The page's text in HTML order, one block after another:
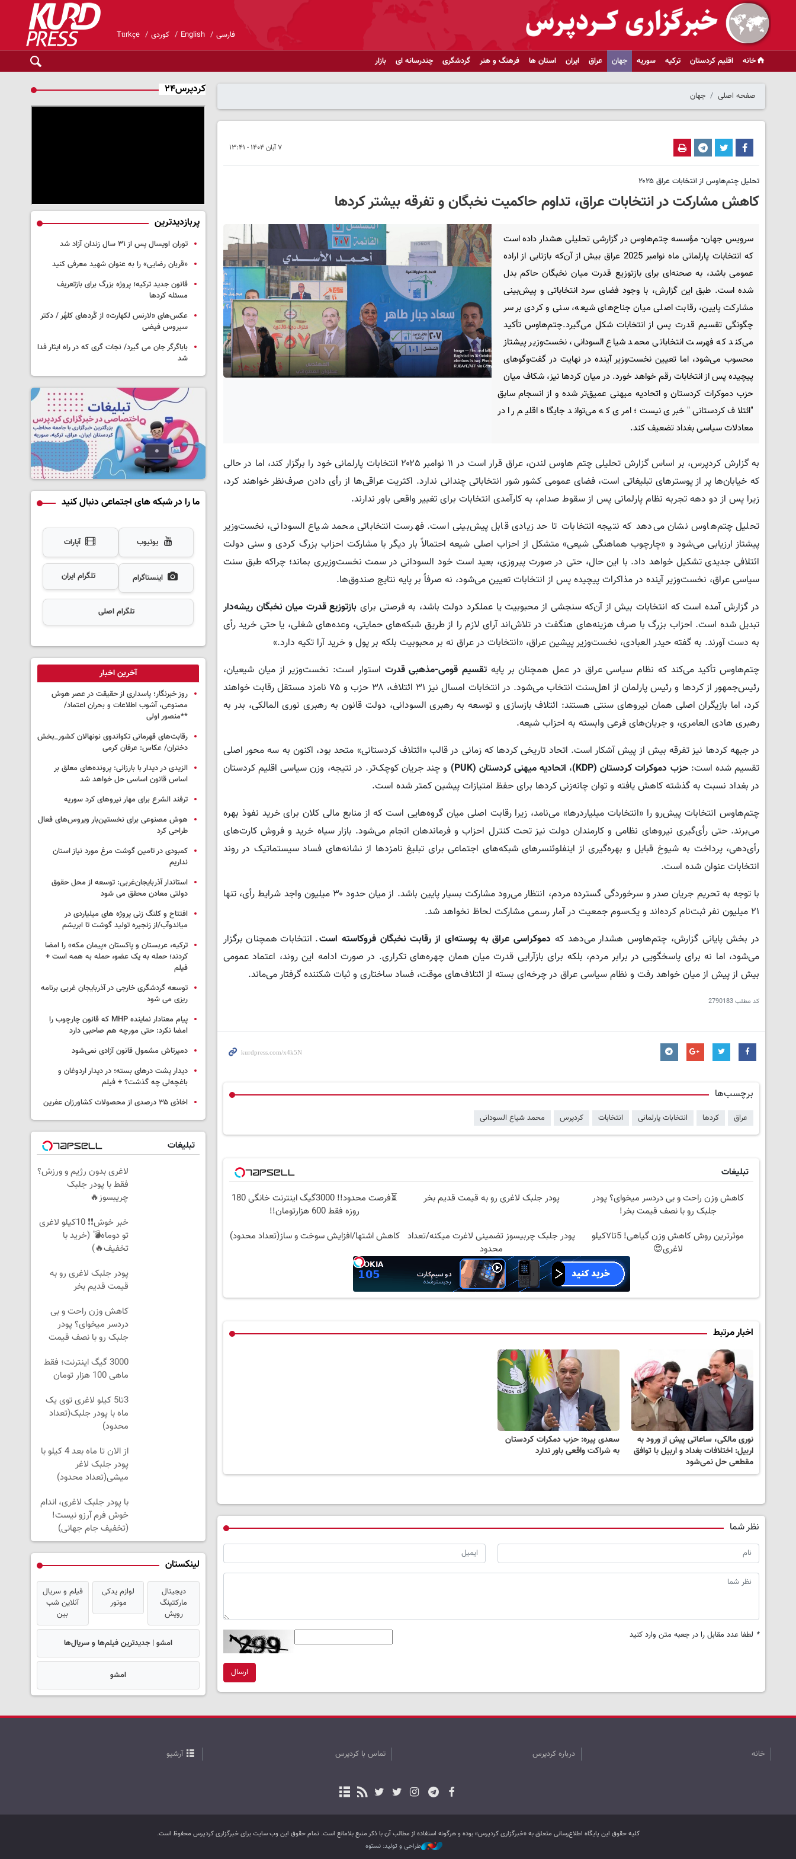
فارسی English کوردی Türkçe
خانه اقلیم کردستان ترکیه سوریه جهان عراق ایران استان ها فرهنگ و هنر گردشگری چندرسانه ای بازار
صفحه اصلی جهان
۷ آبان ۱۴۰۴ - ۱۳:۴۱
تحلیل چتم‌هاوس از انتخابات عراق ۲۰۲۵
کاهش مشارکت در انتخابات عراق، تداوم حاکمیت نخبگان و تفرقه بیشتر کردها
سرویس جهان- مؤسسه چتم‌هاوس در گزارشی تحلیلی هشدار داده است
که انتخابات پارلمانی ماه نوامبر 2025 عراق بیش از آن‌که بازتابی از اراده
عمومی باشد، به صحنه‌ای برای بازتوزیع قدرت میان نخبگان حاکم بدل
شده است. طبق این گزارش، با وجود فضای سرد انتخاباتی و پیش‌بینی
مشارکت پایین، رقابت اصلی میان جناح‌های شیعه، سنی و کردی بر سر
چگونگی تقسیم قدرت پس از انتخابات شکل می‌گیرد.چتم‌هاوس تأکید
می‌کند که فهرست انتخاباتی محمد شیاع السودانی، نخست‌وزیر پیشتاز
محسوب می‌شود، اما تعیین نخست‌وزیر آینده در نهایت در گفت‌وگوهای
پیچیده پس از انتخابات رقم خواهد خورد. در میان کردها نیز، شکاف میان
حزب دموکرات کردستان و اتحادیه میهنی عمیق‌تر شده و از انسجام سابق
"ائتلاف کردستانی" خبری نیست؛ امری که می‌تواند جایگاه اقلیم را در
معادلات سیاسی بغداد تضعیف کند.
به گزارش کردپرس، بر اساس گزارش تحلیلی چتم هاوس لندن، عراق قرار است در ۱۱ نوامبر ۲۰۲۵ انتخابات پارلمانی خود را برگزار کند، اما در حالی
که خیابان‌ها پر از پوسترهای تبلیغاتی است، فضای عمومی کشور شور انتخاباتی چندانی ندارد. اکثریت عراقی‌ها از رأی دادن صرف‌نظر خواهند کرد،
زیرا پس از دو دهه تجربه نظام پارلمانی پس از سقوط صدام، به کارآمدی انتخابات برای تغییر واقعی باور ندارند.
تحلیل چتم‌هاوس نشان می‌دهد که نتیجه انتخابات تا حد زیادی قابل پیش‌بینی است. فهرست انتخاباتی محمد شیاع السودانی، نخست‌وزیر
پیشتاز ارزیابی می‌شود و «چارچوب هماهنگی شیعی» متشکل از احزاب اصلی شیعه احتمالاً بار دیگر با مشارکت احزاب بزرگ کردی و سنی دولت
ائتلافی جدیدی تشکیل خواهد داد. با این حال، حتی در صورت پیروزی، بعید است خود السودانی در سمت نخست‌وزیری بماند؛ چراکه طبق سنت
سیاسی عراق، نخست‌وزیر آینده در مذاکرات پیچیده پس از انتخابات تعیین می‌شود، نه صرفاً بر پایه نتایج صندوق‌ها.
در گزارش آمده است که انتخابات بیش از آن‌که سنجشی از محبوبیت یا عملکرد دولت باشد، به فرصتی برای بازتوزیع قدرت میان نخبگان ریشه‌دار
تبدیل شده است. احزاب بزرگ با صرف هزینه‌های هنگفت در تلاش‌اند آرای لازم را از طریق شبکه‌های حمایتی، وعده‌های شغلی، یا حتی خرید رأی
به دست آورند. به گفته حیدر العبادی، نخست‌وزیر پیشین عراق، «انتخابات در عراق نه بر محبوبیت بلکه بر پول و خرید آرا تکیه دارد.»
چتم‌هاوس تأکید می‌کند که نظام سیاسی عراق در عمل همچنان بر پایه تقسیم قومی-مذهبی قدرت استوار است: نخست‌وزیر از میان شیعیان،
رئیس‌جمهور از کردها و رئیس پارلمان از اهل‌سنت انتخاب می‌شود. در انتخابات امسال نیز ۳۱ ائتلاف، ۳۸ حزب و ۷۵ نامزد مستقل رقابت خواهند
کرد، اما بازیگران اصلی همان نیروهای سنتی هستند: ائتلاف بازسازی و توسعه به رهبری السودانی، دولت قانون به رهبری نوری المالکی، بدر به
رهبری هادی العامری، و جریان‌های فرعی وابسته به احزاب شیعه.
در جبهه کردها نیز تفرقه بیش از پیش آشکار است. اتحاد تاریخی کردها که زمانی در قالب «ائتلاف کردستانی» متحد بود، اکنون به سه محور اصلی
تقسیم شده است:حزب دموکرات کردستان(KDP) ، اتحادیه میهنی کردستان (PUK)
و چند جریان کوچک‌تر. در نتیجه، وزن سیاسی اقلیم کردستان
در بغداد نسبت به گذشته کاهش یافته و توان چانه‌زنی کردها برای حفظ امتیازات پیشین کمتر شده است.
چتم‌هاوس انتخابات پیش‌رو را «انتخابات میلیاردرها» می‌نامد، زیرا رقابت اصلی میان گروه‌هایی است که از منابع مالی کلان برای خرید نفوذ بهره
می‌برند. حتی رأی‌گیری نیروهای نظامی و کارمندان دولت نیز تحت کنترل احزاب و فرماندهان انجام می‌شود. بازار سیاه خرید و فروش کارت‌های
رأی‌دهی، پرداخت به شیوخ قبایل و بهره‌گیری از اینفلوئنسرهای شبکه‌های اجتماعی برای تبلیغ نامزدها از نشانه‌های فساد سیستماتیک در روند
انتخابات عنوان شده است.
با توجه به تحریم جریان صدر و سرخوردگی گسترده مردم، انتظار می‌رود مشارکت بسیار پایین باشد. از میان حدود ۳۰ میلیون واجد شرایط رأی، تنها
۲۱ میلیون نفر ثبت‌نام کرده‌اند و یک‌سوم جمعیت در آمار رسمی مشارکت لحاظ نخواهد شد.
در بخش پایانی گزارش، چتم‌هاوس هشدار می‌دهد که دموکراسی عراق به پوسته‌ای از رقابت نخبگان فروکاسته است. انتخابات همچنان برگزار
می‌شود، اما نه برای پاسخگویی در برابر مردم، بلکه برای بازآرایی قدرت میان همان چهره‌های تکراری. در صورت ادامه این روند، اعتماد عمومی
بیش از پیش از میان خواهد رفت و نظام سیاسی عراق در چرخه‌ای بسته از ائتلاف‌های موقت، فساد ساختاری و ثبات شکننده گرفتار می‌ماند.
کد مطلب2790183
برچسب‌ها
عراق کردها انتخابات پارلمانی انتخابات کردپرس محمد شیاع السودانی
تبلیغات
کاهش وزن راحت و بی دردسر میخوای؟ پودر
جلبک رو با نصف قیمت بخر!
پودر جلبک لاغری رو به قیمت قدیم بخر
⏳فرصت محدود!! 3000گیگ اینترنت خانگی 180
روزه فقط 600 هزارتومان!!
موثرترین روش کاهش وزن گیاهی! 5تا۷کیلو
لاغری😍
پودر جلبک چربیسوز تضمینی لاغرت میکنه/تعداد
محدود
کاهش اشتها/افزایش سوخت و ساز(تعداد محدود)
اخبار مرتبط
نوری مالکی، ساعاتی پیش از ورود به
اربیل: اختلافات بغداد و اربیل با توافق
مقطعی حل نمی‌شود
سعدی پیره: حزب دمکرات کردستان
به شراکت واقعی باور ندارد
نظر شما
* لطفا عدد مقابل را در جعبه متن وارد کنید
ارسال
کردپرس۲۴
پربازدیدترین
توران اویسال پس از ۳۱ سال زندان آزاد شد
«قربان رضایی» را به عنوان شهید معرفی کنید
قانون جدید ترکیه؛ پروژه بزرگ‌ برای بازتعریف
مسئله کردها
عکس‌های «لارنس لکهارت» از کُردهای کلهُر / دکتر
سیروس فیضی
باباگرگر جان می گیرد/ نجات گری که در راه ایثار فدا
شد
ما را در شبکه های اجتماعی دنبال کنید
یوتیوب آپارات
اینستاگرام تلگرام ایران
تلگرام اصلی
آخرین اخبار
روز خبرنگار؛ پاسداری از حقیقت در عصر هوش
مصنوعی، آشوب اطلاعات و بحران اعتماد/
**منصور اولی
رقابت‌های قهرمانی تکواندوی نونهالان کشور_بخش
دختران/ عکاس: عرفان کرمی
الزیدی در دیدار با بارزانی: پرونده‌های معلق بر
اساس قانون اساسی حل خواهد شد
ترفند الشرع برای مهار نیروهای کرد سوریه
هوش مصنوعی برای نخستین‌بار ویروس‌های فعال
طراحی کرد
کمبودی در تامین گوشت مرغ مورد نیاز استان
نداریم
استاندار آذربایجان‌غربی: توسعه از محل حقوق
دولتی معادن محقق می شود
افتتاح و کلنگ زنی پروژه های میلیاردی در
میاندوآب/از زنجیره تولید گوشت تا ابریشم
ترکیه، عربستان و پاکستان «پیمان مکه» را امضا
کردند؛ حمله به یک عضو، حمله به همه است +
فیلم
توسعه گردشگری خارجی در آذربایجان غربی برنامه
ریزی می شود
پیام معنادار نماینده MHP که قانون چارچوب را
امضا نکرد: حتی مورچه هم صاحبی دارد
دمیرتاش مشمول قانون آزادی نمی‌شود
دیدار پشت درهای بسته؛ در دیدار اردوغان و
باغچه‌لی چه گذشت؟ + فیلم
اخاذی ۳۵ درصدی از محصولات کشاورزان عفرین
تبلیغات
لاغری بدون رژیم و ورزش؟
فقط با پودر جلبک
چریبسوز🔥
خبر خوش❗❗ 10کیلو لاغری
تو دوماه💣 (خرید با
تخفیف🔥)
پودر جلبک لاغری رو به
قیمت قدیم بخر
کاهش وزن راحت و بی
دردسر میخوای؟ پودر
جلبک رو با نصف قیمت
3000 گیگ اینترنت؛ فقط
ماهی 100 هزار تومان
3تا5 کیلو لاغری توی یک
ماه با پودر جلبک(تعداد
محدود)
از الان تا ماه بعد 4 کیلو با
پودر جلبک لاغر
میشی(تعداد محدود)
با پودر جلبک لاغری، اندام
خوش فرم آرزو نیست!
(تخفیف جام جهانی)
لینکستان
دیجیتال
مارکتینگ
رویش
لوازم یدکی
موتور
فیلم و سریال
آنلاین شب
بین
امشو | جدیدترین فیلم‌ها و سریال‌ها
امشو
خانه درباره کردپرس تماس با کردپرس آرشیو
کليه حقوق اين پایگاه اطلاع‌رسانی متعلق به «خبرگزاری کردپرس» بوده و هرگونه استفاده از مطالب آن با ذکر منبع بلامانع است. تمام حقوق این وب سایت برای خبرگزاری کردپرس محفوظ است.
طراحی و تولید: نستوه